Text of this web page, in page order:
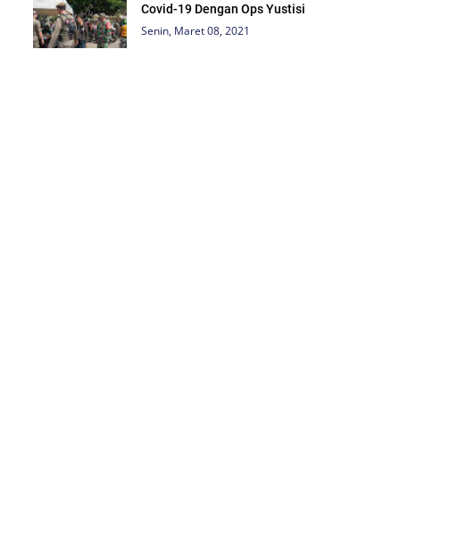
Covid-19 Dengan Ops Yustisi
Senin, Maret 08, 2021